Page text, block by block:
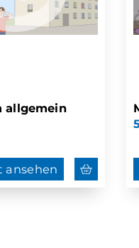
allgemein
ansehen